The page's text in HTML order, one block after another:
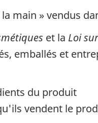
main » vendus
et la Loi
emballés et
du produit
vendent le